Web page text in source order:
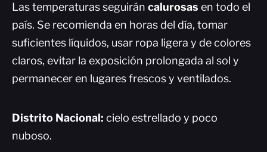
Las temperaturas seguirán calurosas en todo el
país. Se recomienda en horas del día, tomar
suficientes líquidos, usar ropa ligera y de colores
claros, evitar la exposición prolongada al sol y
permanecer en lugares frescos y ventilados.
Distrito Nacional: cielo estrellado y poco
nuboso.